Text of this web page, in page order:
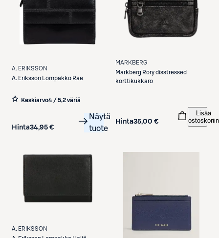
A. ERIKSSON
A. Eriksson Lompakko Rae
Keskiarvo4 / 5,2 väriä
Hinta34,95 €
Näytä
tuote
MARKBERG
Markberg Rory disstressed
korttikukkaro
Hinta35,00 €
Lisää
ostoskoriin
A. ERIKSSON